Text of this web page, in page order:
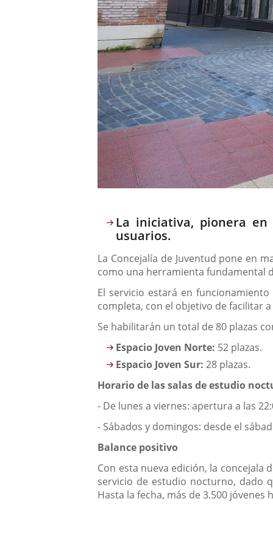
Descripción
La iniciativa, pionera en
usuarios.
La Concejalía de Juventud pone en
como una herramienta fundamental
El servicio estará en
completa, con el objetivo de facilitar
Se habilitarán un total de 80 plazas
Espacio Joven Norte: 52 plazas.
Espacio Joven Sur: 28 plazas.
Horario de las salas de estudio
- De lunes a viernes: apertura a las
- Sábados y domingos: desde el
Balance positivo
Con esta nueva edición, la concejala
servicio de estudio nocturno, dado
Hasta la fecha, más de 3.500